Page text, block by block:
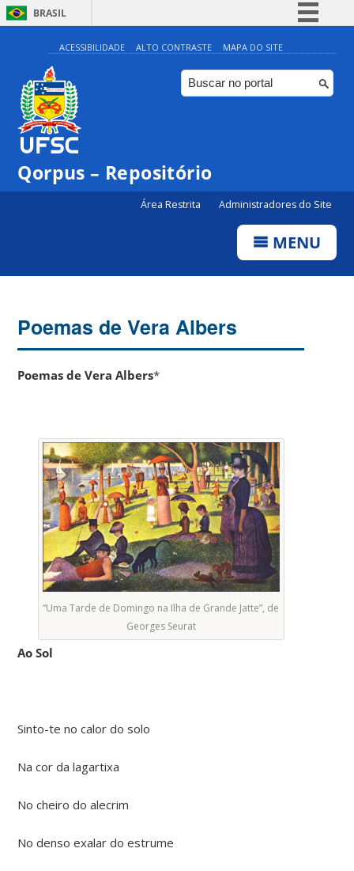
BRASIL
Simplifique!
Comunica BR
Participe
ACESSIBILIDADE ALTO CONTRASTE MAPA DO SITE
Qorpus – Repositório
Área Restrita Administradores do Site
MENU
Poemas de Vera Albers
Poemas de Vera Albers*
“Uma Tarde de Domingo na Ilha de Grande Jatte”, de
Georges Seurat
Ao Sol
Sinto-te no calor do solo
Na cor da lagartixa
No cheiro do alecrim
No denso exalar do estrume